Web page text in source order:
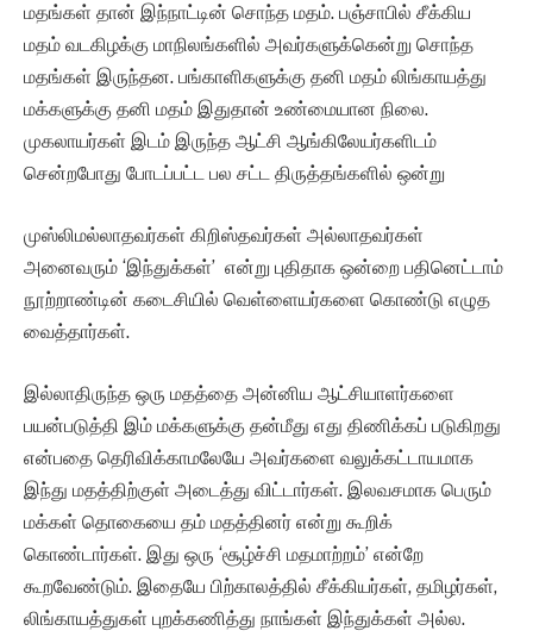
மதங்கள் தான் இந்நாட்டின் சொந்த மதம். பஞ்சாபில் சீக்கிய
மதம் வடகிழக்கு மாநிலங்களில் அவர்களுக்கென்று சொந்த
மதங்கள் இருந்தன. பங்காளிகளுக்கு தனி மதம் லிங்காயத்து
மக்களுக்கு தனி மதம் இதுதான் உண்மையான நிலை.
முகலாயர்கள் இடம் இருந்த ஆட்சி ஆங்கிலேயர்களிடம்
சென்றபோது போடப்பட்ட பல சட்ட திருத்தங்களில் ஒன்று
முஸ்லிமல்லாதவர்கள் கிறிஸ்தவர்கள் அல்லாதவர்கள்
அனைவரும் ‘இந்துக்கள்’ என்று புதிதாக ஒன்றை பதினெட்டாம்
நூற்றாண்டின் கடைசியில் வெள்ளையர்களை கொண்டு எழுத
வைத்தார்கள்.
இல்லாதிருந்த ஒரு மதத்தை அன்னிய ஆட்சியாளர்களை
பயன்படுத்தி இம் மக்களுக்கு தன்மீது எது திணிக்கப் படுகிறது
என்பதை தெரிவிக்காமலேயே அவர்களை வலுக்கட்டாயமாக
இந்து மதத்திற்குள் அடைத்து விட்டார்கள். இலவசமாக பெரும்
மக்கள் தொகையை தம் மதத்தினர் என்று கூறிக்
கொண்டார்கள். இது ஒரு ‘சூழ்ச்சி மதமாற்றம்’ என்றே
கூறவேண்டும். இதையே பிற்காலத்தில் சீக்கியர்கள், தமிழர்கள்,
லிங்காயத்துகள் புறக்கணித்து நாங்கள் இந்துக்கள் அல்ல.